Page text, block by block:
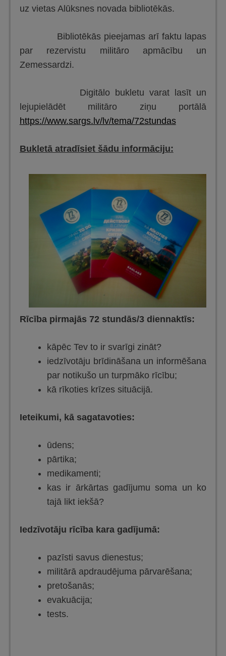
uz vietas Alūksnes novada bibliotēkās.
Bibliotēkās pieejamas arī faktu lapas
par rezervistu militāro apmācību un
Zemessardzi.
Digitālo bukletu varat lasīt un
lejupielādēt militāro ziņu portālā
https://www.sargs.lv/lv/tema/72stundas
Bukletā atradīsiet šādu informāciju:
Rīcība pirmajās 72 stundās/3 diennaktīs:
kāpēc Tev to ir svarīgi zināt?
iedzīvotāju brīdināšana un informēšana
par notikušo un turpmāko rīcību;
kā rīkoties krīzes situācijā.
Ieteikumi, kā sagatavoties:
ūdens;
pārtika;
medikamenti;
kas ir ārkārtas gadījumu soma un ko
tajā likt iekšā?
Iedzīvotāju rīcība kara gadījumā:
pazīsti savus dienestus;
militārā apdraudējuma pārvarēšana;
pretošanās;
evakuācija;
tests.